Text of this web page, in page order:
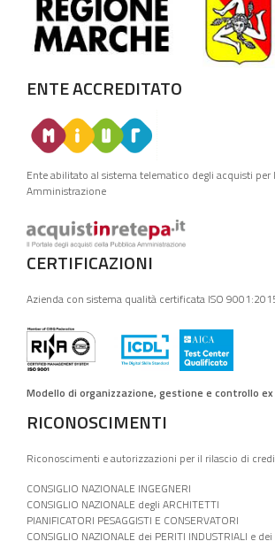
ENTE ACCREDITATO
Ente abilitato al sistema telematico degli acquisti per
Amministrazione
CERTIFICAZIONI
Azienda con sistema qualità certificata ISO
Modello di organizzazione, gestione e controllo ex
RICONOSCIMENTI
Riconoscimenti e autorizzazioni per il rilascio di
CONSIGLIO NAZIONALE INGEGNERI
CONSIGLIO NAZIONALE degli ARCHITETTI
PIANIFICATORI PESAGGISTI E CONSERVATORI
CONSIGLIO NAZIONALE dei PERITI INDUSTRIALI e